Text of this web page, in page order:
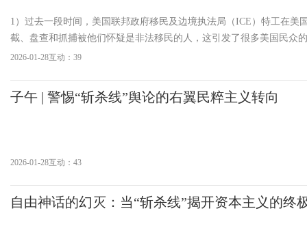
1）过去一段时间，美国联邦政府移民及边境执法局（ICE）特工在美
截、盘查和抓捕被他们怀疑是非法移民的人，这引发了很多美国民众
其是在一些民主党支持者聚集的地区，ICE特工与民众之间的对峙、
2026-01-28互动：39
子午 | 警惕“斩杀线”舆论的右翼民粹主义转向
2026-01-28互动：43
自由神话的幻灭：当“斩杀线”揭开资本主义的终